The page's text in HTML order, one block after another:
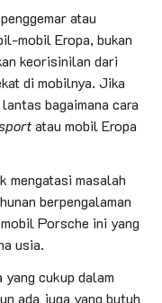
atau
mobil Eropa, bukan
keorisinilan dari
di mobilnya. Jika
bagaimana cara
atau mobil Eropa
mengatasi masalah
berpengalaman
Porsche ini yang
usia.
cukup dalam
ada juga yang butuh